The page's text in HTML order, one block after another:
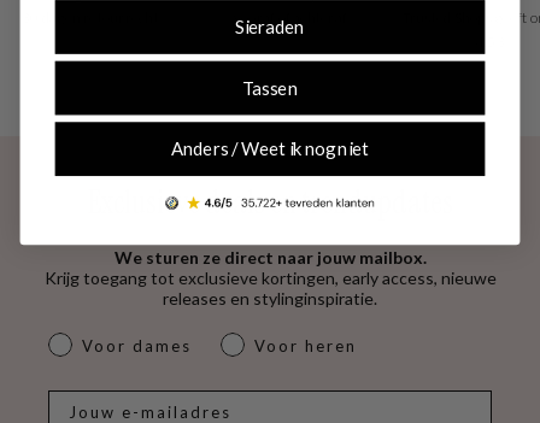
vooraf of achteraf
Trusted Shops geeft
Exclusieve deals en trendupdates
We sturen ze direct naar jouw mailbox.
Krijg toegang tot exclusieve kortingen, early access, nieuwe
releases en stylinginspiratie.
dames & heren
Voor dames Voor heren
Sieraden
Tassen
Anders / Weet ik nog niet